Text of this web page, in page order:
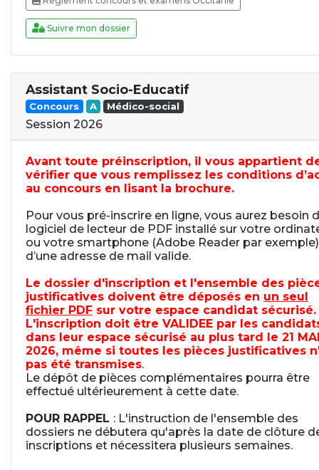
Suivre mon dossier
Assistant Socio-Educatif
Concours A Médico-social
Session 2026
Avant toute préinscription, il vous appartient
vérifier que vous remplissez les conditions
au concours en lisant la brochure.
Pour vous pré-inscrire en ligne, vous aurez besoin
logiciel de lecteur de PDF installé sur votre
ou votre smartphone (Adobe Reader par
d’une adresse de mail valide.
Le dossier d'inscription et l'ensemble des
justificatives doivent être déposés en un seul
fichier PDF sur votre espace candidat sécurisé.
L'inscription doit être VALIDEE par les
dans leur espace sécurisé au plus tard le 21
2026, même si toutes les pièces justificatives
pas été transmises.
Le dépôt de pièces complémentaires pourra être
effectué ultérieurement à cette date.
POUR RAPPEL : L'instruction de l'ensemble des
dossiers ne débutera qu'après la date de clôture
inscriptions et nécessitera plusieurs semaines.